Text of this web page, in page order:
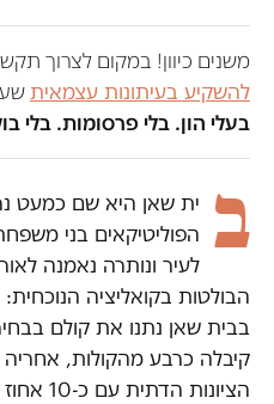
משנים כיוון! במקום לצרוך
להשקיע בעיתונות עצמאית
בעלי הון. בלי פרסומות. בלי
ב ית שאן היא שם כמעט
הפוליטיקאים בני
לעיר ונותרה נאמנה
הבולטות בקואליציה
בבית שאן נתנו את קולם
קיבלה כרבע מהקולות,